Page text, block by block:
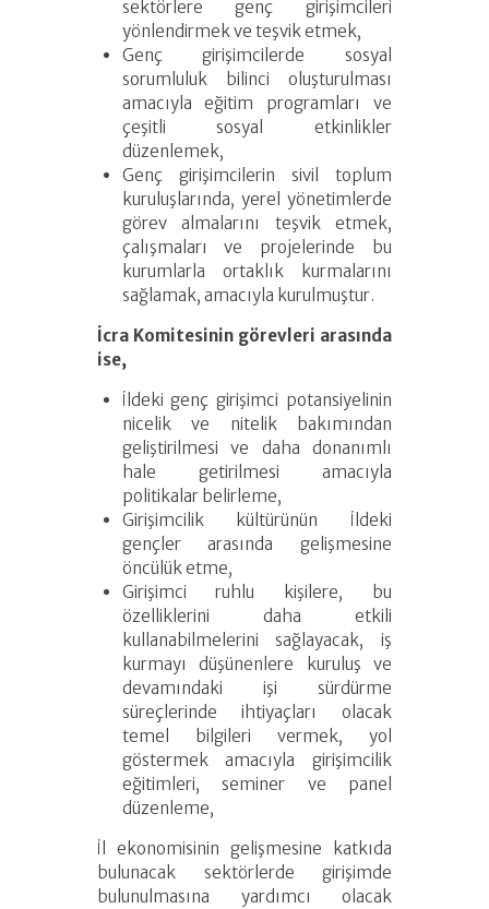
sektörlere genç girişimcileri
yönlendirmek ve teşvik etmek,
Genç girişimcilerde sosyal
sorumluluk bilinci oluşturulması
amacıyla eğitim programları ve
çeşitli sosyal etkinlikler
düzenlemek,
Genç girişimcilerin sivil toplum
kuruluşlarında, yerel yönetimlerde
görev almalarını teşvik etmek,
çalışmaları ve projelerinde bu
kurumlarla ortaklık kurmalarını
sağlamak, amacıyla kurulmuştur.
İcra Komitesinin görevleri arasında
ise,
İldeki genç girişimci potansiyelinin
nicelik ve nitelik bakımından
geliştirilmesi ve daha donanımlı
hale getirilmesi amacıyla
politikalar belirleme,
Girişimcilik kültürünün İldeki
gençler arasında gelişmesine
öncülük etme,
Girişimci ruhlu kişilere, bu
özelliklerini daha etkili
kullanabilmelerini sağlayacak, iş
kurmayı düşünenlere kuruluş ve
devamındaki işi sürdürme
süreçlerinde ihtiyaçları olacak
temel bilgileri vermek, yol
göstermek amacıyla girişimcilik
eğitimleri, seminer ve panel
düzenleme,
İl ekonomisinin gelişmesine katkıda
bulunacak sektörlerde girişimde
bulunulmasına yardımcı olacak